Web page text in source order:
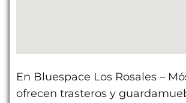
En Bluespace Los Rosales –
ofrecen trasteros y